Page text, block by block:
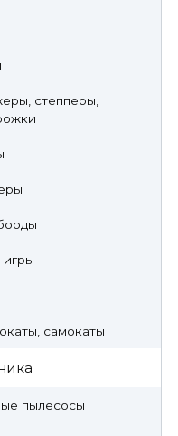
степперы,
игры
самокаты
пылесосы